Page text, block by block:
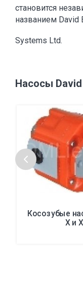
становится
названием David
Systems Ltd.
Насосы
Косозубые
X и